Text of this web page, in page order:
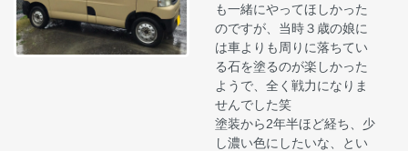
も一緒にやってほしかった
のですが、当時３歳の娘に
は車よりも周りに落ちてい
る石を塗るのが楽しかった
ようで、全く戦力になりま
せんでした笑
塗装から2年半ほど経ち、少
し濃い色にしたいな、とい